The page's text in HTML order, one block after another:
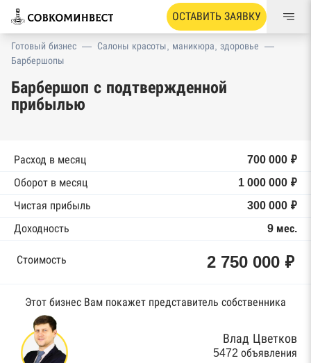
ОСТАВИТЬ ЗАЯВКУ
Готовый бизнес — Салоны красоты, маникюра, здоровье —
Барбершопы
Барбершоп с подтвержденной
прибылью
Расход в месяц
700 000 ₽
Оборот в месяц
1 000 000 ₽
Чистая прибыль
300 000 ₽
Доходность
9 мес.
Стоимость 2 750 000 ₽
Этот бизнес Вам покажет представитель собственника
Влад Цветков
5472 объявления